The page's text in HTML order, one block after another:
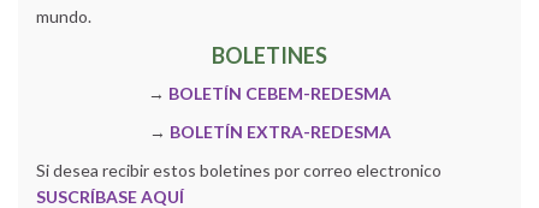
mundo.
BOLETINES
→ BOLETÍN CEBEM-REDESMA
→ BOLETÍN EXTRA-REDESMA
Si desea recibir estos boletines por correo electronico
SUSCRÍBASE AQUÍ